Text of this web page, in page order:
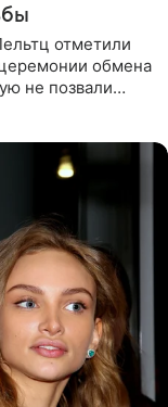
отметили
обмена
не позвали